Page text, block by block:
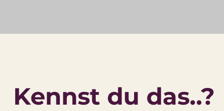
Kennst du das..?